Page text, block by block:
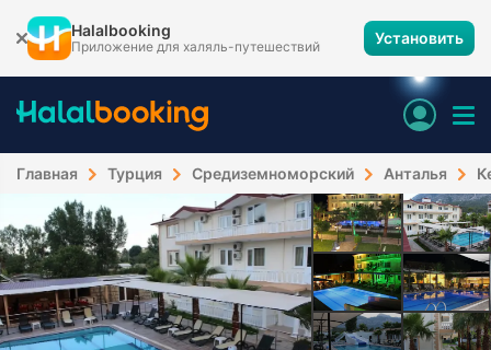
Halalbooking
Приложение для халяль-путешествий Установить
Главная Турция Средиземноморский Анталья